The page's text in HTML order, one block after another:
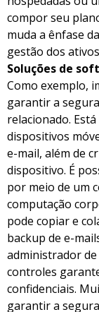
compor seu
muda a ênfase
gestão dos
Soluções de
Como exemplo,
garantir a
relacionado.
dispositivos
e-mail, além de
dispositivo. É
por meio de um
computação
pode copiar e
backup de e-
administrador
controles
confidenciais.
garantir a